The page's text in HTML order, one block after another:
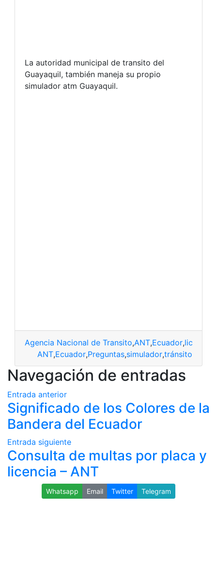
La autoridad municipal de transito del
Guayaquil, también maneja su propio
simulador atm Guayaquil.
Agencia Nacional de Transito,ANT,Ecuador,licencia
ANT,Ecuador,Preguntas,simulador,tránsito
Navegación de entradas
Entrada anterior
Significado de los Colores de la
Bandera del Ecuador
Entrada siguiente
Consulta de multas por placa y
licencia – ANT
Whatsapp Email Twitter Telegram